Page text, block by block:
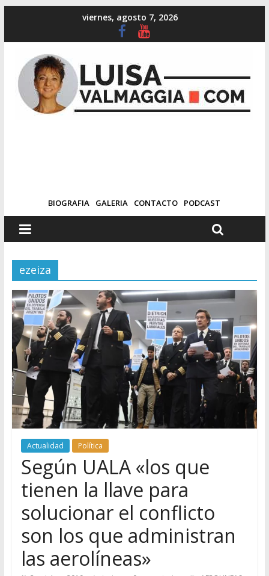
viernes, agosto 7, 2026
BIOGRAFIA GALERIA CONTACTO PODCAST
ezeiza
Actualidad Política
Según UALA «los que
tienen la llave para
solucionar el conflicto
son los que administran
las aerolíneas»